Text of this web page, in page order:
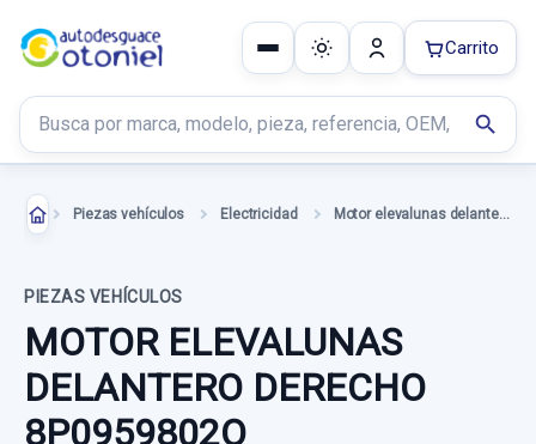
Buscar productos
search
Carrito
Piezas vehículos Electricidad Motor elevalunas delantero derecho
PIEZAS VEHÍCULOS
MOTOR ELEVALUNAS
DELANTERO DERECHO
8P0959802Q